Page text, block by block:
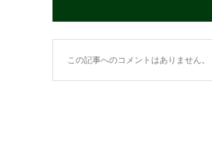
この記事へのコメントはありません。